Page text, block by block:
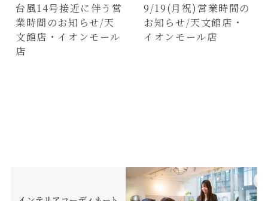
台風14号接近に伴う営
業時間のお知らせ/天
文館店・イオンモール
店
9/19(月祝)営業時間の
お知らせ/天文館店・
イオンモール店